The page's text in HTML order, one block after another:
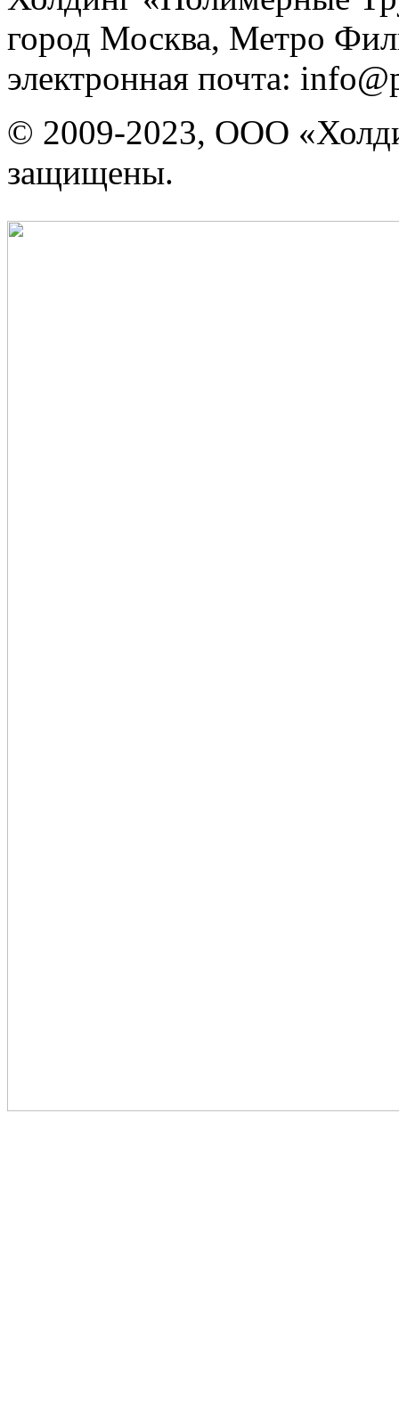
город Москва, Метро
электронная почта:
© 2009-2023, ООО
защищены.